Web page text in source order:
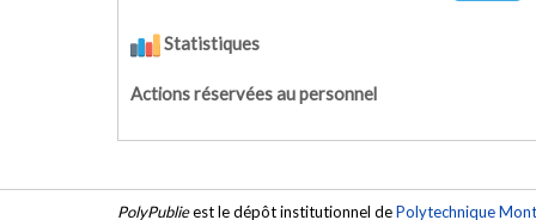
Statistiques
Actions réservées au personnel
PolyPublieest le dépôt institutionnel dePolytechnique